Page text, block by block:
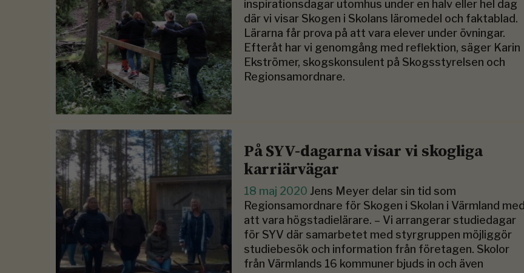
inspirationsdagar utomhus under en halv eller hel dag
där vi visar Skogen i Skolans läromedel och faktablad.
Lärarna får prova på att vara elever under övningar.
Efteråt har vi genomgång med reflektion, säger Karin
Ekströmer, skogskonsulent på Skogsstyrelsen och
Regionsamordnare.
På SYV-dagarna visar vi skogliga
karriärvägar
18 maj 2020 Jens Meyer delar sin tid som
Regionsamordnare för Skogen i Skolan i Värmland med
att vara högstadielärare. – Vi arrangerar studiedagar
för SYV där samarbetet med styrgruppen möjliggör
studiebesök och information från företagen. Skolor
från Värmlands 16 kommuner bjuds in och även